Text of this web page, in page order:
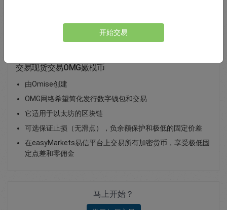
存款
交易现货交易OMG嫩模币
由Omise创建
OMG网络希望简化发行数字钱包和交易
它适用于以太坊的区块链
可选保证止损（无滑点），负余额保护和极低的固定价差
在easyMarkets易信平台上交易所有加密货币，享受极低固
定点差和零佣金
马上开始？
开始交易